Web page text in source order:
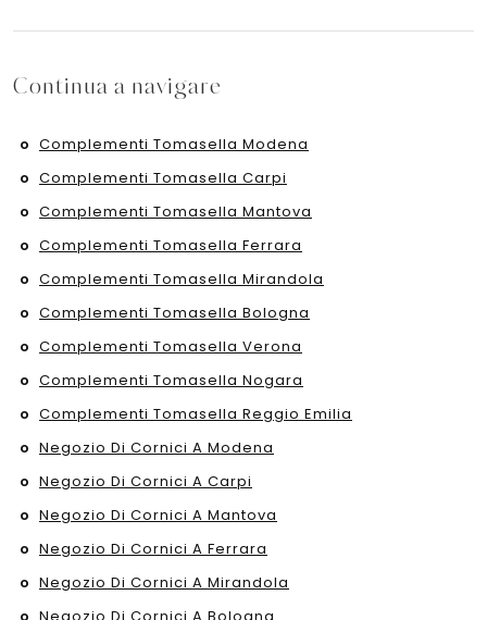
Continua a navigare
Complementi Tomasella Modena
Complementi Tomasella Carpi
Complementi Tomasella Mantova
Complementi Tomasella Ferrara
Complementi Tomasella Mirandola
Complementi Tomasella Bologna
Complementi Tomasella Verona
Complementi Tomasella Nogara
Complementi Tomasella Reggio Emilia
Negozio Di Cornici A Modena
Negozio Di Cornici A Carpi
Negozio Di Cornici A Mantova
Negozio Di Cornici A Ferrara
Negozio Di Cornici A Mirandola